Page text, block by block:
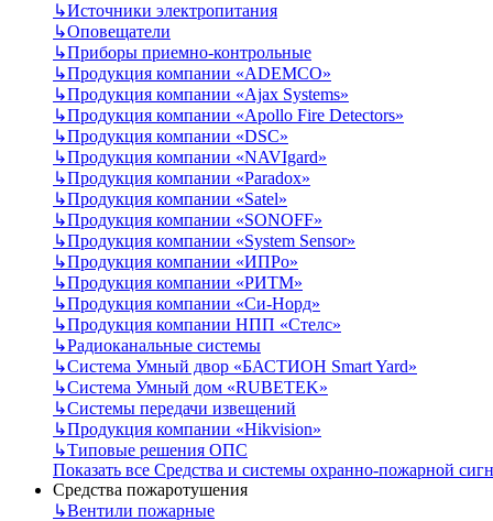
↳Источники электропитания
↳Оповещатели
↳Приборы приемно-контрольные
↳Продукция компании «ADEMCO»
↳Продукция компании «Ajax Systems»
↳Продукция компании «Apollo Fire Detectors»
↳Продукция компании «DSC»
↳Продукция компании «NAVIgard»
↳Продукция компании «Paradox»
↳Продукция компании «Satel»
↳Продукция компании «SONOFF»
↳Продукция компании «System Sensor»
↳Продукция компании «ИПРо»
↳Продукция компании «РИТМ»
↳Продукция компании «Си-Норд»
↳Продукция компании НПП «Стелс»
↳Радиоканальные системы
↳Система Умный двор «БАСТИОН Smart Yard»
↳Система Умный дом «RUBETEK»
↳Системы передачи извещений
↳Продукция компании «Hikvision»
↳Типовые решения ОПС
Показать все Средства и системы охранно-пожарной
Средства пожаротушения
↳Вентили пожарные